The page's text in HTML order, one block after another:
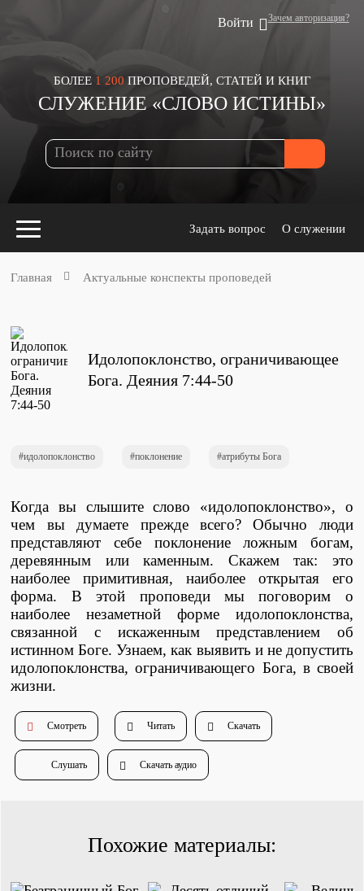
БОЛЕЕ 1 200 ПРОПОВЕДЕЙ, СТАТЕЙ И КНИГ
СЛУЖЕНИЕ «СЛОВО ИСТИНЫ»
Войти Зачем авторизация?
Задать вопрос О служении
Проповеди
Слушай каждый день
Актуальные конспекты проповедей
Тематические проповеди
Библейская школа.
Библейская школа.
Душепопечение
Служение «Слово Истины»
Служение «Слово Истины»
Главная Актуальные конспекты проповедей
Идолопоклонство, ограничивающее
Бога. Деяния 7:44-50
идолопоклонство поклонение атрибуты Бога
Когда вы слышите слово «идолопоклонство», о
чем вы думаете прежде всего? Обычно люди
представляют себе поклонение ложным богам,
деревянным или каменным. Скажем так: это
наиболее примитивная, наиболее открытая его
форма. В этой проповеди мы поговорим о
наиболее незаметной форме идолопоклонства,
связанной с искаженным представлением об
истинном Боге. Узнаем, как выявить и не допустить
идолопоклонства, ограничивающего Бога, в своей
жизни.
Смотреть Читать Скачать
Слушать Скачать аудио
Похожие материалы: